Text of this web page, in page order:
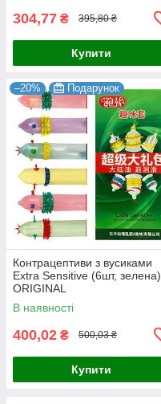
304,77 ₴ 395,80 ₴
Купити
–20% Подарунок
Контрацептиви з вусиками
Extra Sensitive (6шт, зелена)
ORIGINAL
В наявності
400,02 ₴ 500,03 ₴
Купити